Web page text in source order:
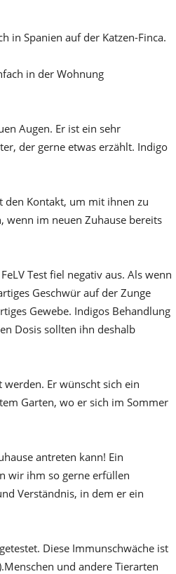
in Spanien auf der Katzen-Finca.
in der Wohnung
Augen. Er ist ein sehr
der gerne etwas erzählt. Indigo
den Kontakt, um mit ihnen zu
wenn im neuen Zuhause bereits
Test fiel negativ aus. Als wenn
Geschwür auf der Zunge
Gewebe. Indigos Behandlung
Dosis sollten ihn deshalb
Er wünscht sich ein
Garten, wo er sich im Sommer
antreten kann! Ein
wir ihm so gerne erfüllen
Verständnis, in dem er ein
Diese Immunschwäche ist
und andere Tierarten